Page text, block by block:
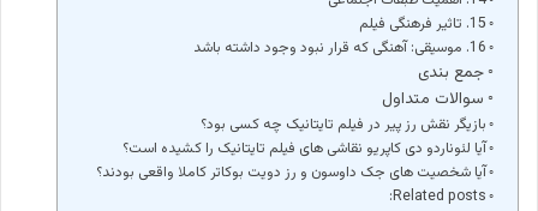
15. تاثیر فرهنگی فیلم
16. موسیقی: آهنگی که قرار نبود وجود داشته باشد
جمع بندی
سوالات متداول
بازیگر نقش رز پیر در فیلم تایتانیک چه کسی بود؟
آیا لئوناردو دی کاپریو نقاشی های فیلم تایتانیک را کشیده است؟
آیا شخصیت های جک داوسون و رز دویت بوکاتر کاملا واقعی بودند؟
Related posts: